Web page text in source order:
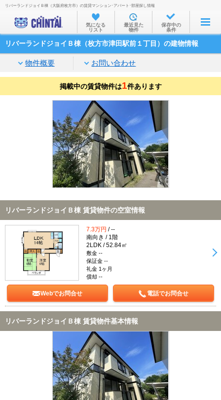
お部屋を探す
沿線・駅から
家賃相場から
通勤通学時間から
不動産会社から
TOP
リバーランドジョイＢ棟（大阪府枚方市）の賃貸マンション･アパート･部屋探し情報
気になる
リスト
最近見た
物件
保存中の
条件
リバーランドジョイＢ棟（枚方市津田駅前１丁目）の建物情報
物件概要 お問い合わせ
掲載中の賃貸物件は1件あります
リバーランドジョイＢ棟 賃貸物件の空室情報
7.3万円 / --
南向き / 1階
2LDK / 52.84㎡
敷金 --
保証金 --
礼金 1ヶ月
償却 --
Webでお問合せ 電話でお問合せ
リバーランドジョイＢ棟 賃貸物件基本情報